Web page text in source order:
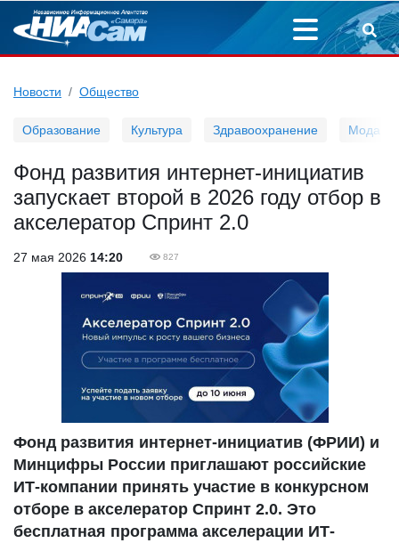
Новости Общество
Образование Культура Здравоохранение Мода
Фонд развития интернет-инициатив
запускает второй в 2026 году отбор в
акселератор Спринт 2.0
27 мая 2026 14:20 827
Фонд развития интернет-инициатив (ФРИИ) и
Минцифры России приглашают российские
ИТ-компании принять участие в конкурсном
отборе в акселератор Спринт 2.0. Это
бесплатная программа акселерации ИТ-